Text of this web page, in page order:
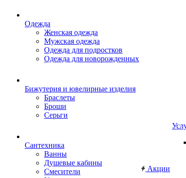
Одежда
Женская одежда
Мужская одежда
Одежда для подростков
Одежда для новорожденных
Бижутерия и ювелирные изделия
Браслеты
Броши
Серьги
Сантехника
Ванны
Душевые кабины
Смесители
Акции